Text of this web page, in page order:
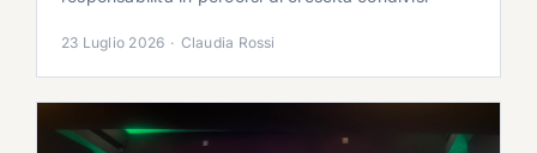
23 Luglio 2026 · Claudia Rossi